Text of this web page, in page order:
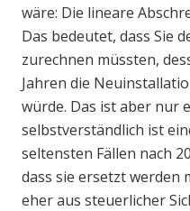
wäre: Die lineare
Das bedeutet, dass Sie
zurechnen müssten,
Jahren die
würde. Das ist aber nur
selbstverständlich ist
seltensten Fällen nach
dass sie ersetzt werden
eher aus steuerlicher